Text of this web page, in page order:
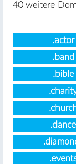
40 weitere
.actor
.band
.bible
.dance